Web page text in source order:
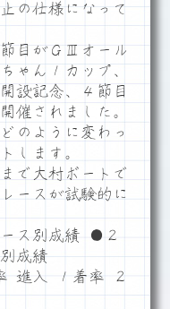
の仕様になって
目がＧⅢオール
ゃん１カップ、
設記念、４節目
催されました。
のように変わっ
します。
で大村ボートで
ースが試験的に
ス別成績 ●２
成績
進入 １着率 ２